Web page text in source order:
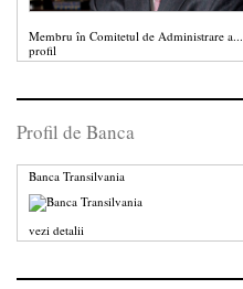
Membru în Comitetul de Administrare a...
profil
Profil de Banca
Banca Transilvania
vezi detalii